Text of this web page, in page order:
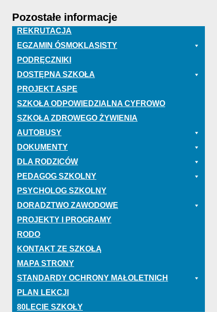
Pozostałe informacje
REKRUTACJA
EGZAMIN ÓSMOKLASISTY
PODRĘCZNIKI
DOSTĘPNA SZKOŁA
PROJEKT ASPE
SZKOŁA ODPOWIEDZIALNA CYFROWO
SZKOŁA ZDROWEGO ŻYWIENIA
AUTOBUSY
DOKUMENTY
DLA RODZICÓW
PEDAGOG SZKOLNY
PSYCHOLOG SZKOLNY
DORADZTWO ZAWODOWE
PROJEKTY I PROGRAMY
RODO
KONTAKT ZE SZKOŁĄ
MAPA STRONY
STANDARDY OCHRONY MAŁOLETNICH
PLAN LEKCJI
80LECIE SZKOŁY